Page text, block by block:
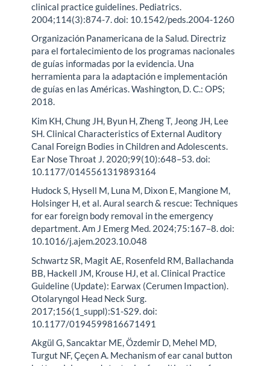
clinical practice guidelines. Pediatrics.
2004;114(3):874-7. doi: 10.1542/peds.2004-1260
Organización Panamericana de la Salud. Directriz
para el fortalecimiento de los programas nacionales
de guías informadas por la evidencia. Una
herramienta para la adaptación e implementación
de guías en las Américas. Washington, D. C.: OPS;
2018.
Kim KH, Chung JH, Byun H, Zheng T, Jeong JH, Lee
SH. Clinical Characteristics of External Auditory
Canal Foreign Bodies in Children and Adolescents.
Ear Nose Throat J. 2020;99(10):648–53. doi:
10.1177/0145561319893164
Hudock S, Hysell M, Luna M, Dixon E, Mangione M,
Holsinger H, et al. Aural search & rescue: Techniques
for ear foreign body removal in the emergency
department. Am J Emerg Med. 2024;75:167–8. doi:
10.1016/j.ajem.2023.10.048
Schwartz SR, Magit AE, Rosenfeld RM, Ballachanda
BB, Hackell JM, Krouse HJ, et al. Clinical Practice
Guideline (Update): Earwax (Cerumen Impaction).
Otolaryngol Head Neck Surg.
2017;156(1_suppl):S1-S29. doi:
10.1177/0194599816671491
Akgül G, Sancaktar ME, Özdemir D, Mehel MD,
Turgut NF, Çeçen A. Mechanism of ear canal button